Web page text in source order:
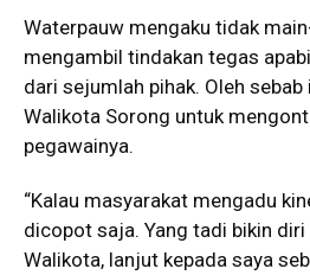
Waterpauw mengaku tidak
mengambil tindakan tegas
dari sejumlah pihak. Oleh
Walikota Sorong untuk
pegawainya.
“Kalau masyarakat mengadu
dicopot saja. Yang tadi bikin
Walikota, lanjut kepada saya